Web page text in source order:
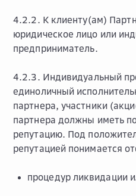
4.2.2. К клиенту(ам)
юридическое лицо или
предприниматель.
4.2.3. Индивидуальный
единоличный
партнера, участники
партнера должны иметь
репутацию. Под
репутацией понимается
процедур ликвидации